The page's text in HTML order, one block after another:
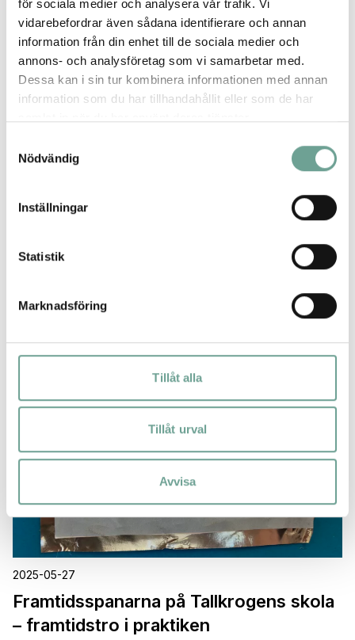
för sociala medier och analysera vår trafik. Vi
vidarebefordrar även sådana identifierare och annan
information från din enhet till de sociala medier och
annons- och analysföretag som vi samarbetar med.
Dessa kan i sin tur kombinera informationen med annan
information som du har tillhandahållit eller som de har
Nödvändig
Inställningar
Statistik
Marknadsföring
Tillåt alla
Tillåt urval
Avvisa
med solceller, spårbar plånbok, fingeravläsare till
klassrummen och miljövänliga tuschpennor.
– Sammantaget har nu cirka 1 000 elever deltagit i den
här formen av aktiviter. Och vem vet, kanske kommer
någon av alla dessa idéer att förverkligas. Det finns i
alla fall realistiska förutsättningar för flertalet av de
produkter och tjänster som jag sett, säger Per
Framtidsspanarna och Start Up kommer att fortsätta
2025-05-27
Framtidsspanarna på Tallkrogens skola
– framtidstro i praktiken